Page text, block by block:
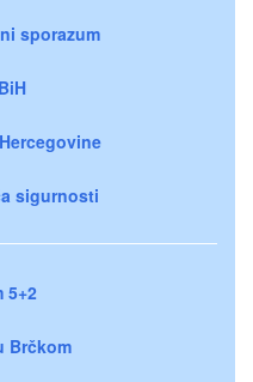
sporazum
sigurnosti
5+2
Brčkom